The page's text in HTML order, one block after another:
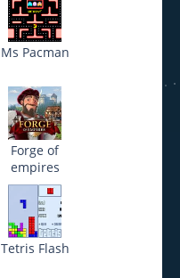
Ms Pacman
Forge of
empires
Tetris Flash